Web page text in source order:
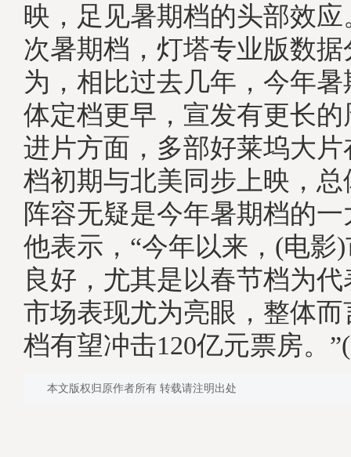
映，足见暑期档的头部
次暑期档，灯塔专业版数
为，相比过去几年，今年
体定档更早，宣发有更长
进片方面，多部好莱坞大
档初期与北美同步上映，
阵容无疑是今年暑期档
他表示，“今年以来，(电影
良好，尤其是以春节档为
市场表现尤为亮眼，整体
档有望冲击120亿元票房。
本文版权归原作者所有 转载请注明出处